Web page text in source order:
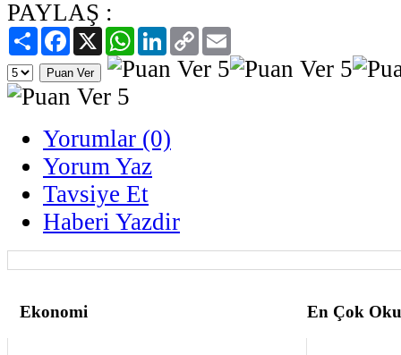
PAYLAŞ :
PaylaşFacebook
X WhatsAppLinkedIn
Copy
Link
Yorumlar (0)
Yorum Yaz
Tavsiye Et
Haberi Yazdir
Ekonomi En Çok